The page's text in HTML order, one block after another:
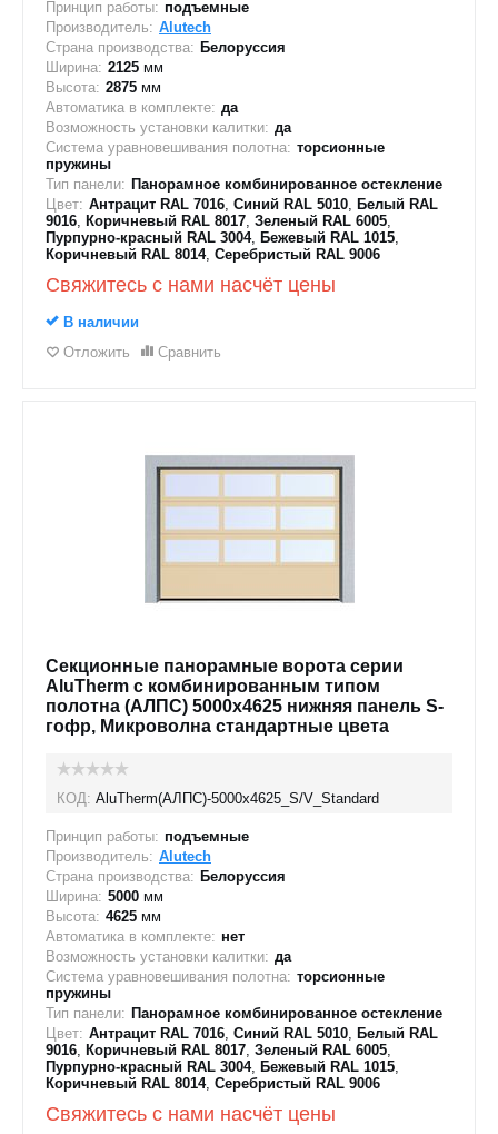
Принцип работы: подъемные
Производитель: Alutech
Страна производства: Белоруссия
Ширина: 2125 мм
Высота: 2875 мм
Автоматика в комплекте: да
Возможность установки калитки: да
Система уравновешивания полотна: торсионные
пружины
Тип панели: Панорамное комбинированное остекление
Цвет: Антрацит RAL 7016, Синий RAL 5010, Белый RAL
9016, Коричневый RAL 8017, Зеленый RAL 6005,
Пурпурно-красный RAL 3004, Бежевый RAL 1015,
Коричневый RAL 8014, Серебристый RAL 9006
Свяжитесь с нами насчёт цены
В наличии
Отложить
Сравнить
Секционные панорамные ворота серии
AluTherm с комбинированным типом
полотна (АЛПС) 5000х4625 нижняя панель S-
гофр, Микроволна стандартные цвета
КОД: AluTherm(АЛПС)-5000х4625_S/V_Standard
Принцип работы: подъемные
Производитель: Alutech
Страна производства: Белоруссия
Ширина: 5000 мм
Высота: 4625 мм
Автоматика в комплекте: нет
Возможность установки калитки: да
Система уравновешивания полотна: торсионные
пружины
Тип панели: Панорамное комбинированное остекление
Цвет: Антрацит RAL 7016, Синий RAL 5010, Белый RAL
9016, Коричневый RAL 8017, Зеленый RAL 6005,
Пурпурно-красный RAL 3004, Бежевый RAL 1015,
Коричневый RAL 8014, Серебристый RAL 9006
Свяжитесь с нами насчёт цены